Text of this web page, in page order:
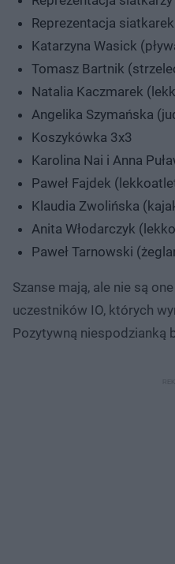
Reprezentacja siatkarek
Katarzyna Wasick
Tomasz Bartnik
Natalia Kaczmarek
Angelika Szymańska
Koszykówka 3x3
Karolina Nai i Anna
Paweł Fajdek
Klaudia Zwolińska
Anita Włodarczyk
Paweł Tarnowski
Szanse mają, ale nie są
uczestników IO, których
Pozytywną niespodzianką